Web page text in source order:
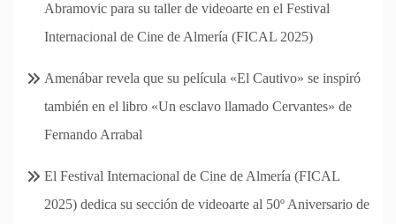
Abramovic para su taller de videoarte en el Festival
Internacional de Cine de Almería (FICAL 2025)
Amenábar revela que su película «El Cautivo» se inspiró
también en el libro «Un esclavo llamado Cervantes» de
Fernando Arrabal
El Festival Internacional de Cine de Almería (FICAL
2025) dedica su sección de videoarte al 50º Aniversario de